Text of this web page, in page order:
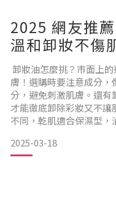
2025 網友推
溫和卸妝不傷
卸妝油怎麼挑？市面上
膚！選購時要注意成分
分，避免刺激肌膚。還有
才能徹底卸除彩妝又不
不同，乾肌適合保濕型
妝！卸妝油、卸妝乳、卸
解析每天認真保養，卻忽
2025-03-18